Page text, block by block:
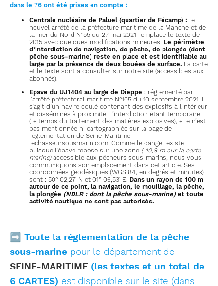
dans le 76 ont été prises en compte :
Centrale nucléaire de Paluel (quartier de Fécamp) : le
nouvel arrêté de la préfecture maritime de la Manche et de
la mer du Nord N°55 du 27 mai 2021 remplace le texte de
2015 avec quelques modifications mineures. Le périmètre
d’interdiction de navigation, de pêche, de plongée (dont
pêche sous-marine) reste en place et est identifiable au
large par la présence de deux bouées de surface. La carte
et le texte sont à consulter sur notre site (accessibles aux
abonnés).
Epave du UJ1404 au large de Dieppe : réglementé par
l’arrêté préfectoral maritime N°105 du 10 septembre 2021. Il
s’agit d’un navire coulé contenant des explosifs à l’intérieur
et disséminés à proximité. L’interdiction étant temporaire
(le temps du traitement des matières explosives), elle n’est
pas mentionnée ni cartographiée sur la page de
réglementation de Seine-Maritime
lechasseursousmarin.com. Comme le danger existe
puisque l’épave repose sur une zone (-10,8 m sur la carte
marine) accessible aux pêcheurs sous-marins, nous vous
communiquons son emplacement dans cet article. Ses
coordonnées géodésiques (WGS 84, en degrés et minutes)
sont : 50° 02,27′ N et 01° 06,53′ E. Dans un rayon de 100 m
autour de ce point, la navigation, le mouillage, la pêche,
la plongée (NDLR : dont la pêche sous-marine) et toute
activité nautique ne sont pas autorisés.
➡ Toute la réglementation de la pêche
sous-marine pour le département de
SEINE-MARITIME (les textes et un total de
6 CARTES) est disponible sur le site (dans